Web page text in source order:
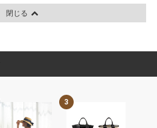
閉じる
3